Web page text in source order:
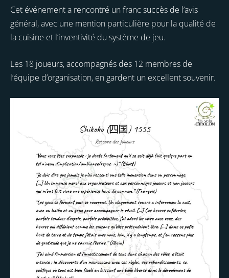
Cet événement a rencontré un franc succès de l’avis
général, avec une mention particulière pour la qualité de
la cuisine et l’inventivité du système de jeu.
Les 18 joueurs, accompagnés des 12 membres de
l’équipe d’organisation, en gardent un excellent souvenir.